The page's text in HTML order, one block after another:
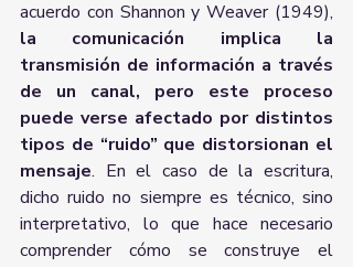
la comunicación implica la
transmisión de información a través
de un canal, pero este proceso
puede verse afectado por distintos
tipos de “ruido” que distorsionan el
mensaje. En el caso de la escritura,
dicho ruido no siempre es técnico, sino
interpretativo, lo que hace necesario
comprender cómo se construye el